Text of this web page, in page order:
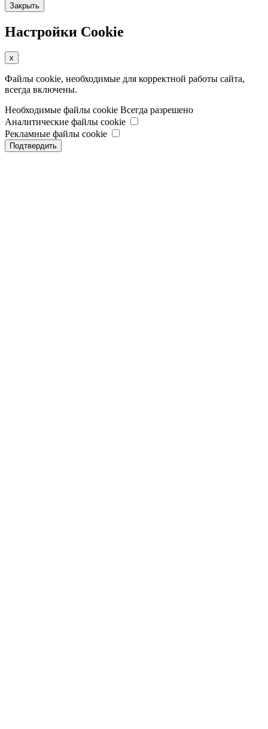
Закрыть
Настройки Cookie
x
Файлы cookie, необходимые для корректной работы сайта,
всегда включены.
Необходимые файлы cookie Всегда разрешено
Аналитические файлы cookie
Рекламные файлы cookie
Подтвердить